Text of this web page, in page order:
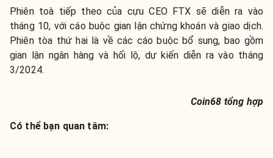
Phiên toà tiếp theo của cựu CEO FTX sẽ diễn ra vào
tháng 10, với cáo buộc gian lận chứng khoán và giao dịch.
Phiên tòa thứ hai là về các cáo buộc bổ sung, bao gồm
gian lận ngân hàng và hối lộ, dự kiến diễn ra vào tháng
3/2024.
Coin68 tổng hợp
Có thể bạn quan tâm: